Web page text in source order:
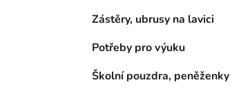
Zástěry, ubrusy na lavici
Potřeby pro výuku
Školní pouzdra, peněženky